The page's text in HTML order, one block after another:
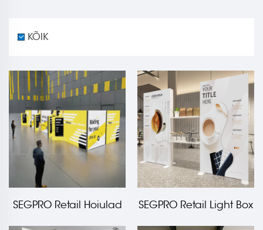
KÕIK
SEGPRO Retail Hoiulad
SEGPRO Retail Light Box